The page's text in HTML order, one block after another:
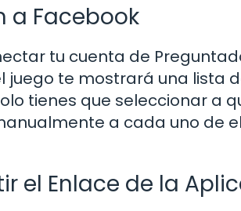
a Facebook
tu cuenta de
juego te mostrará una lista
tienes que seleccionar a
a cada uno de
el Enlace de la